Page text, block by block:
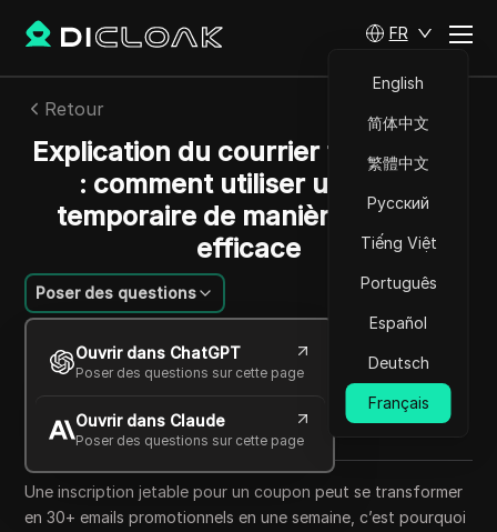
FR
English
简体中文
繁體中文
Русский
Tiếng Việt
Português
Español
Deutsch
Français
Retour
Explication du courrier temporaire
: comment utiliser un email
temporaire de manière sûre et
efficace
Poser des questions
Ouvrir dans ChatGPT
Poser des questions sur cette page
Ouvrir dans Claude
Poser des questions sur cette page
Charles Martinez
19 mai 2026 8 min de lecture
Copy Link
Une inscription jetable pour un coupon peut se transformer
en 30+ emails promotionnels en une semaine, c’est pourquoi